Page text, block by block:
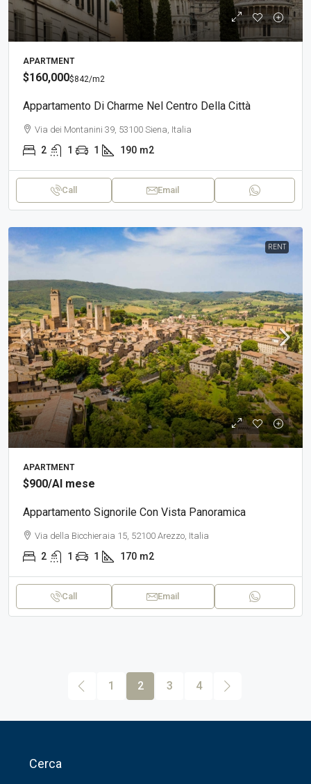
APARTMENT
$160,000$842/m2
Appartamento Di Charme Nel Centro Della Città
Via dei Montanini 39, 53100 Siena, Italia
2 1 1 190 m2
Call Email
RENT
APARTMENT
$900/Al mese
Appartamento Signorile Con Vista Panoramica
Via della Bicchieraia 15, 52100 Arezzo, Italia
2 1 1 170 m2
Call Email
1 2 3 4
Cerca